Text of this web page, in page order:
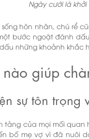
Ngày cưới là
hôn nhân, chú rể
bước ngoặt đánh
những khoảnh
nào giúp
sự tôn trọng
tảng của mọi mối
bố mẹ vợ vì đã nuôi